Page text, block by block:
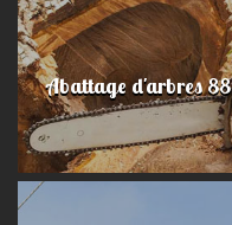
Abattage d'arbres 88